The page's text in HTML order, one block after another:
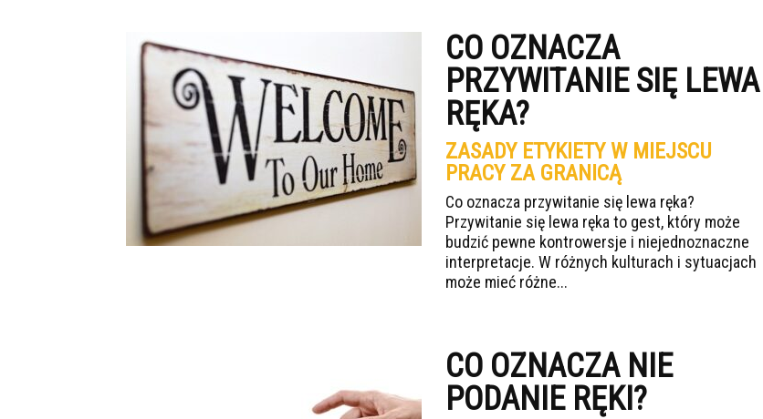
CO OZNACZA
PRZYWITANIE SIĘ LEWA
RĘKA?
ZASADY ETYKIETY W MIEJSCU
PRACY ZA GRANICĄ
Co oznacza przywitanie się lewa ręka?
Przywitanie się lewa ręka to gest, który może
budzić pewne kontrowersje i niejednoznaczne
interpretacje. W różnych kulturach i sytuacjach
może mieć różne...
CO OZNACZA NIE
PODANIE RĘKI?